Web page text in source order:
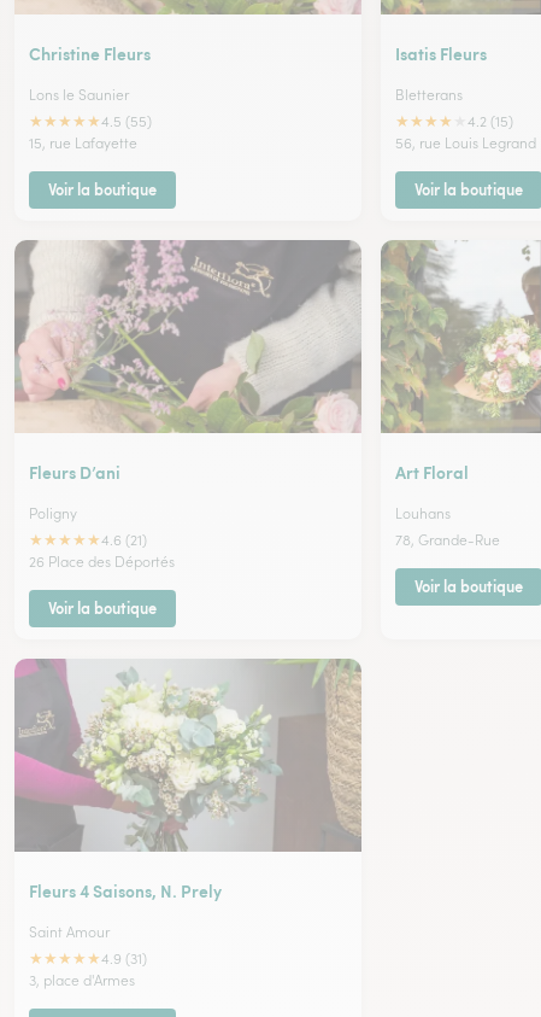
Christine Fleurs
Lons le Saunier
★★★★★4.5 (55)
15, rue Lafayette
Voir la boutique
Isatis Fleurs
Bletterans
★★★★
4.2 (15)
56, rue Louis Legrand
Voir la boutique
Fleurs D’ani
Poligny
★★★★★4.6 (21)
26 Place des Déportés
Voir la boutique
Art Floral
Louhans
78, Grande-Rue
Voir la boutique
Fleurs 4 Saisons, N. Prely
Saint Amour
★★★★★4.9 (31)
3, place d'Armes